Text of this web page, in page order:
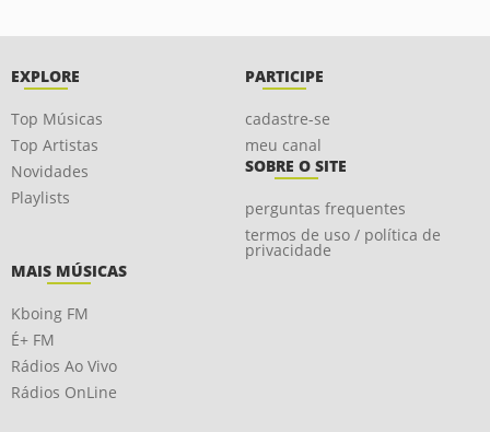
EXPLORE
Top Músicas
Top Artistas
Novidades
Playlists
PARTICIPE
cadastre-se
meu canal
SOBRE O SITE
perguntas frequentes
termos de uso / política de
privacidade
MAIS MÚSICAS
Kboing FM
É+ FM
Rádios Ao Vivo
Rádios OnLine